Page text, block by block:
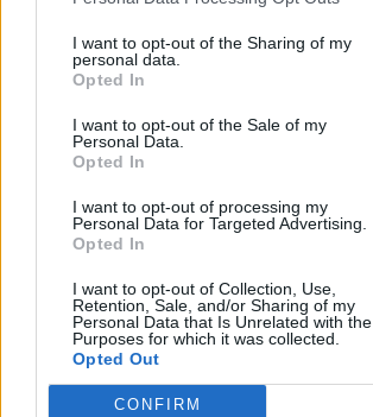
I want to opt-out of the Sharing of my
personal data.
Opted In
I want to opt-out of the Sale of my
Personal Data.
Opted In
I want to opt-out of processing my
Personal Data for Targeted Advertising.
Opted In
I want to opt-out of Collection, Use,
Retention, Sale, and/or Sharing of my
Personal Data that Is Unrelated with the
Purposes for which it was collected.
Opted Out
CONFIRM